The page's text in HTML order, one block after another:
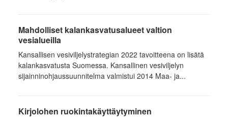
Mahdolliset kalankasvatusalueet valtion
vesialueilla
Kansallisen vesiviljelystrategian 2022 tavoitteena on lisätä
kalankasvatusta Suomessa. Kansallinen vesiviljelyn
sijainninohjaussuunnitelma valmistui 2014 Maa- ja...
Kirjolohen ruokintakäyttäytyminen